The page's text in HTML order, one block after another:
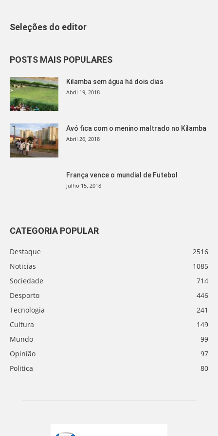
Seleções do editor
POSTS MAIS POPULARES
Kilamba sem água há dois dias
Abril 19, 2018
Avó fica com o menino maltrado no Kilamba
Abril 26, 2018
França vence o mundial de Futebol
Julho 15, 2018
CATEGORIA POPULAR
Destaque
2516
Noticias
1085
Sociedade
714
Desporto
446
Tecnologia
241
Cultura
149
Mundo
99
Opinião
97
Politica
80